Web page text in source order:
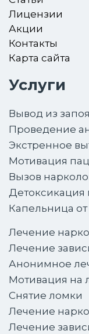
Лицензии
Акции
Контакты
Карта сайта
Услуги
Вывод из
Проведение
Экстренное
Мотивация
Вызов
Детоксикация
Капельница от
Лечение
Лечение
Анонимное
Мотивация на
Снятие ломки
Лечение
Лечение